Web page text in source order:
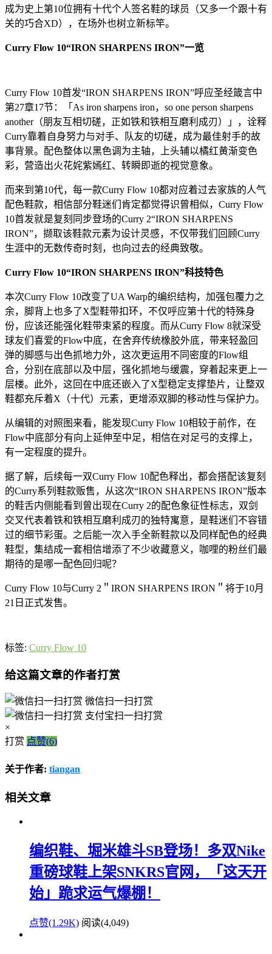
成为史上第10位拥有十代个人签名鞋的球员（又多一个跟十有
关的巧合XD），在场外也树立新标竿。
Curry Flow 10“IRON SHARPENS IRON”一览
Curry Flow 10首发“IRON SHARPENS IRON”呼应圣经箴言中
第27章17节：「As iron sharpens iron，so one person sharpens
another（朋友互相切磋，正如铁和铁相互磨利成刃）」，诠释
Curry靠着自身努力与对手、队友的切磋，成为最佳射手的故
事背景。配色整体以黑色调为主轴，上头辅以橘红黄渐变色
彩，营造出火花姹紫嫣红、转瞬即逝的视觉意象。
而来到第10代，每一款Curry Flow 10都对应着过去家族的人气
配色鞋款，相信部分鞋迷们肯定都觉得识曾相似，Curry Flow
10首发就是复刻同步登场的Curry 2“IRON SHARPENS
IRON”，撷取该鞋款元素为设计灵感，不仅带我们回顾Curry
生涯中的无数传奇时刻，也向过去的经典致敬。
Curry Flow 10“IRON SHARPENS IRON”科技特色
本次Curry Flow 10改变了UA Warp的编织结构，加强包覆力之
余，脚背上也多了X型鞋带扣环，不仅呼应第十代的特殊身
份，应该还能强化鞋带束紧的程度。而从Curry Flow 8就深受
球友们喜爱的Flow中底，在舍弃传统橡胶外底，带来轻盈回
弹的脚感与出色抓地力外，这次更运用不同密度的Flow组
合，分别在底部以及中层，强化抓地与缓震，穿着起来更上一
层楼。此外，这回在中底还嵌入了X型稳定支撑垫片，让整双
鞋都充斥着X（十代）元素，更增添双脚的移动性与保护力。
从编辑的对照图来看，能发现Curry Flow 10相较于前作，在
Flow中底部分有向上延伸至中足，相信在对足弓的支撑上，
有一定程度的提升。
据了解，后续每一双Curry Flow 10配色释出，都会搭配该复刻
的Curry系列鞋款贩售，从这次“IRON SHARPENS IRON”版本
的鞋舌内侧能看到曾出现在Curry 2的配色象征性标志，双剑
交叉代表着铁和铁相互磨利成刃的独特寓意，是鞋迷们不容错
过的细节彩蛋。之后能一次入手全新鞋款以及同样配色的经典
鞋型，集结成一套相信增添了不少收藏意义，咖哩的粉丝们最
期待的是哪一配色回归呢？
Curry Flow 10与Curry 2＂IRON SHARPENS IRON＂将于10月
21日正式发售。
标签: Curry Flow 10
给这篇文章的作者打赏
微信扫一扫打赏
支付宝扫一扫打赏
×
打赏 点赞(6)
关于作者: tiangan
相关文章
编织鞋、堀米雄斗SB登场！多双Nike
重磅球鞋上架SNKRS官网，「这天开
始」跪求运气爆棚！
点赞(1.29K) 阅读(4,049)